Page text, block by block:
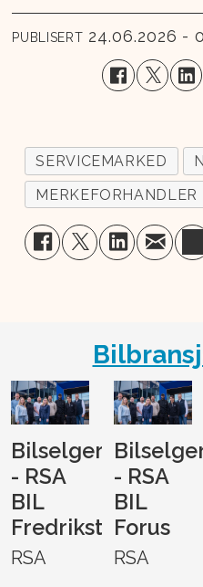
PUBLISERT 24.06.2026 -
SERVICEMARKED
MERKEFORHANDLER
Bilselger
- RSA
BIL
Fredrikstad
RSA
Bilselger
- RSA
BIL
Forus
RSA